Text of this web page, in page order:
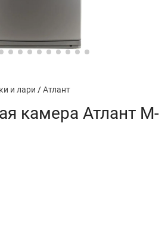
и лари /Атлант
камера Атлант M-